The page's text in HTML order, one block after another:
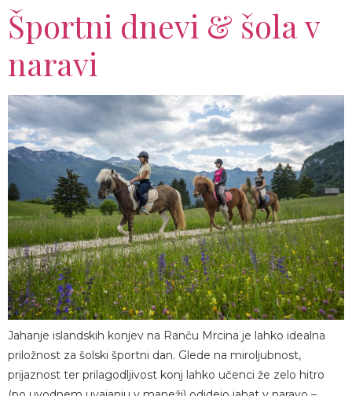
Športni dnevi & šola v
naravi
Jahanje islandskih konjev na Ranču Mrcina je lahko idealna
priložnost za šolski športni dan. Glede na miroljubnost,
prijaznost ter prilagodljivost konj lahko učenci že zelo hitro